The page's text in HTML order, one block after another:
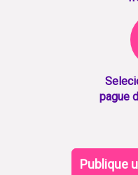
pague
Publique